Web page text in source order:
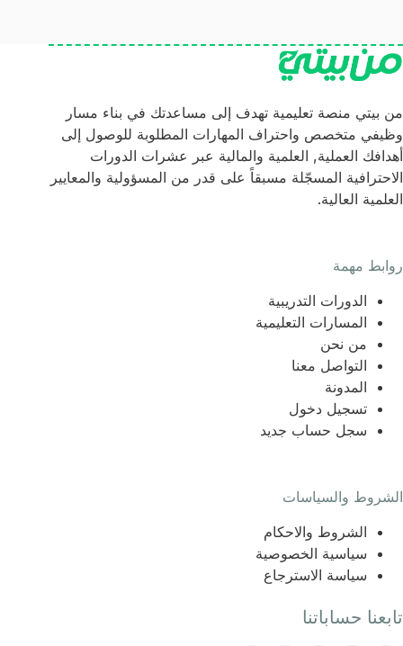
من بيتي منصة تعليمية تهدف إلى مساعدتك في بناء مسار
وظيفي متخصص واحتراف المهارات المطلوبة للوصول إلى
أهدافك العملية, العلمية والمالية عبر عشرات الدورات
الاحترافية المسجّلة مسبقاً على قدر من المسؤولية والمعايير
العلمية العالية.
روابط مهمة
الدورات التدريبية
المسارات التعليمية
من نحن
التواصل معنا
المدونة
تسجيل دخول
سجل حساب جديد
الشروط والسياسات
الشروط والاحكام
سياسية الخصوصية
سياسة الاسترجاع
تابعنا حساباتنا